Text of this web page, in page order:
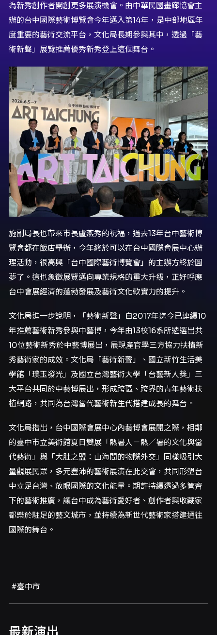
為新秀創作者開創更多展演機會。由中華民國畫廊協會主
辦的台中國際藝術博覽會今年邁入第14年，是中部地區年
度重要的藝術交流平台，文化局長期參與其中，透過「藝
術新聲」展覽推薦優秀新秀登上這個舞台。
施副局長也帶來市長盧燕秀的祝福，過去13年台中藝術博
覽會都在飯店舉辦，今年終於可以在台中國際會展中心辦
理活動，很高興「台中國際藝術博覽會」的主辦方終於圓
夢了。這也象徵展覽邁向專業規格的重大升級，正好呼應
台中會展經濟的蓬勃發展及藝術文化軟實力的提升。
文化局進一步說明，「藝術新聲」自2017年迄今已連續10
年推薦藝術新秀參與中藝博，今年由13校16系所遴選出共
10位藝術新秀於中藝博展出，展現產官學三方協力扶植新
秀藝術家的成效。文化局「藝術新聲」、國立新竹生活美
學館「璞玉發光」及國立台灣藝術大學「台藝新人獎」三
大平台共同於中藝博展出，形成跨區、跨界的青年藝術扶
植網路，共同為台灣當代藝術新生代搭建成長的舞台。
文化局指出，台中國際會展中心內藝博會展開之際，相鄰
的臺中市立美術館夏日雙展「熱暑人－熱／暑的文化與當
代藝術」與「大肚之盟：山海間的物際外交」同樣吸引大
量觀展民眾，多元豐沛的藝術展演在此交會，共同形塑台
中立足台灣、放眼國際的文化能量。期許持續透過多管齊
下的藝術推廣，讓台中成為藝術愛好者、創作者與收藏家
都樂於駐足的藝文城市，並持續為新世代藝術家搭建通往
國際的舞台。
#臺中市
最新演出